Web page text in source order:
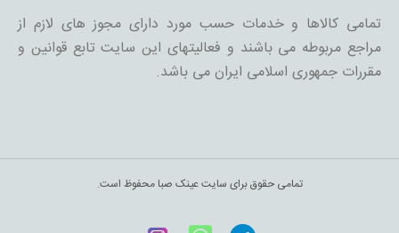
تمامی کالاها و خدمات حسب مورد دارای مجوز های لازم از
مراجع مربوطه می باشند و فعالیتهای این سایت تابع قوانین و
مقررات جمهوری اسلامی ایران می باشد.
تمامی حقوق برای سایت عینک صبا محفوظ است.